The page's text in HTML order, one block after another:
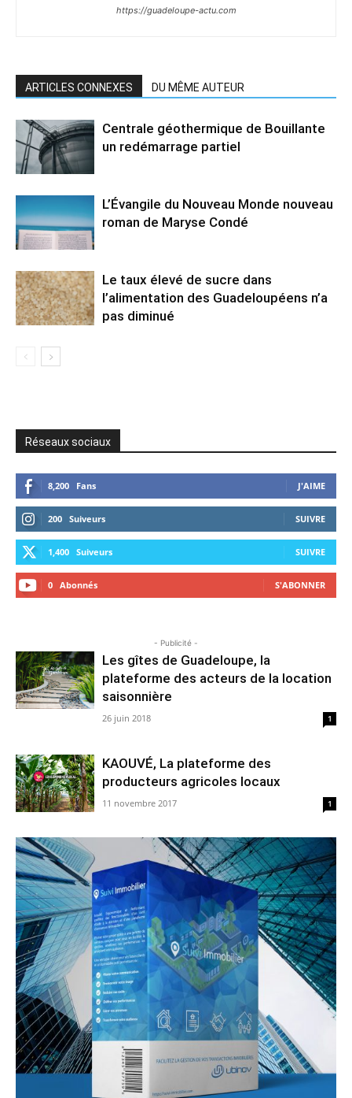
https://guadeloupe-actu.com
ARTICLES CONNEXES DU MÊME AUTEUR
Centrale géothermique de Bouillante
un redémarrage partiel
L’Évangile du Nouveau Monde nouveau
roman de Maryse Condé
Le taux élevé de sucre dans
l’alimentation des Guadeloupéens n’a
pas diminué
Réseaux sociaux
8,200 Fans J'AIME
200 Suiveurs SUIVRE
1,400 Suiveurs SUIVRE
0 Abonnés S'ABONNER
- Publicité -
Les gîtes de Guadeloupe, la
plateforme des acteurs de la location
saisonnière
26 juin 2018 1
KAOUVÉ, La plateforme des
producteurs agricoles locaux
11 novembre 2017 1